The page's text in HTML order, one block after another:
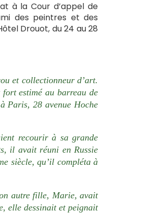
à la Cour d’appel de
des peintres et des
Drouot, du 24 au 28
et collectionneur d’art.
estimé au barreau de
Paris, 28 avenue Hoche
recourir à sa grande
il avait réuni en Russie
siècle, qu’il compléta à
autre fille, Marie, avait
elle dessinait et peignait